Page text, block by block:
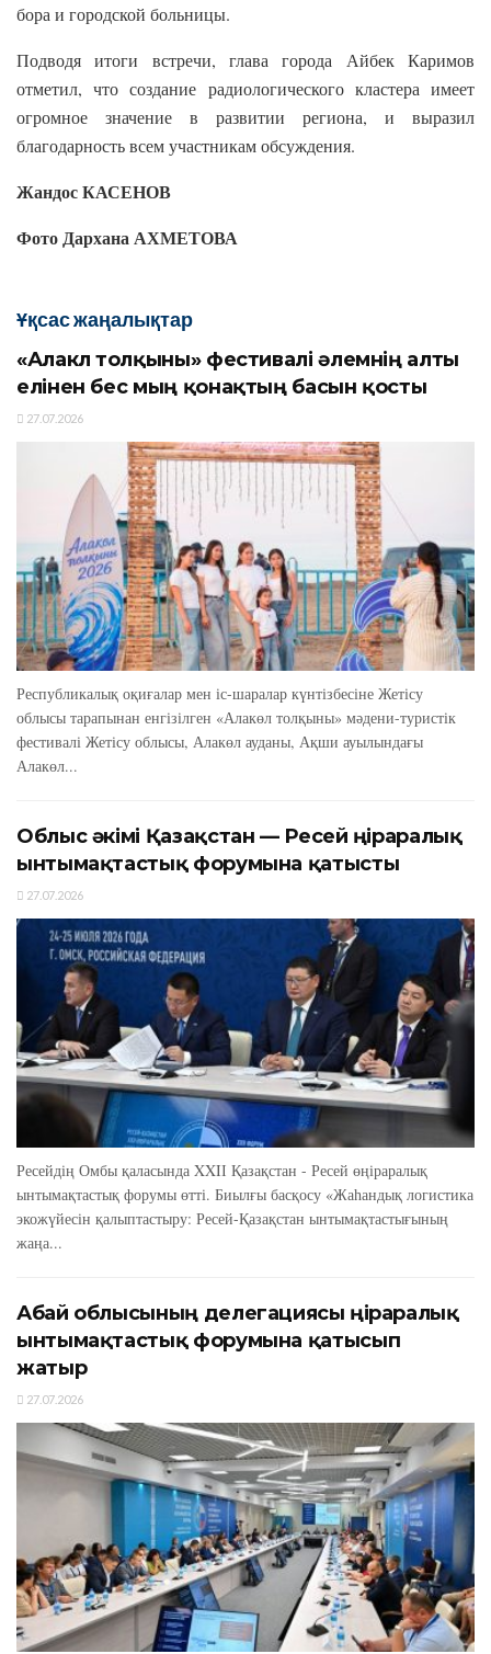
бора и городской больницы.
Подводя итоги встречи, глава города Айбек Каримов
отметил, что создание радиологического кластера имеет
огромное значение в развитии региона, и выразил
благодарность всем участникам обсуждения.
Жандос КАСЕНОВ
Фото Дархана АХМЕТОВА
Ұқсас жаңалықтар
«Алакөл толқыны» фестивалі әлемнің алты
елінен бес мың қонақтың басын қосты
27.07.2026
Республикалық оқиғалар мен іс-шаралар күнтізбесіне Жетісу
облысы тарапынан енгізілген «Алакөл толқыны» мәдени-туристік
фестивалі Жетісу облысы, Алакөл ауданы, Ақши ауылындағы
Алакөл...
Облыс әкімі Қазақстан — Ресей өңіраралық
ынтымақтастық форумына қатысты
27.07.2026
Ресейдің Омбы қаласында XXIІ Қазақстан - Ресей өңіраралық
ынтымақтастық форумы өтті. Биылғы басқосу «Жаһандық логистика
экожүйесін қалыптастыру: Ресей-Қазақстан ынтымақтастығының
жаңа...
Абай облысының делегациясы өңіраралық
ынтымақтастық форумына қатысып
жатыр
27.07.2026